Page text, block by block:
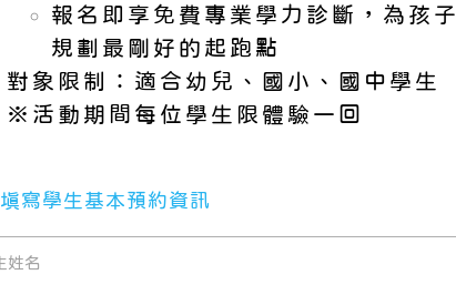
報名即享免費專業學力診斷，為孩子
規劃最剛好的起跑點
對象限制：適合幼兒、國小、國中學生
※活動期間每位學生限體驗一回
填寫學生基本預約資訊